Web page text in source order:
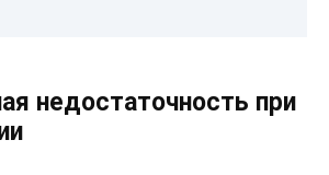
недостаточность при